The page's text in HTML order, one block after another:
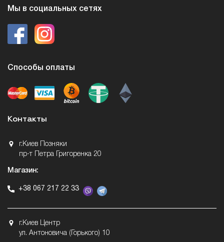
Мы в социальных сетях
Способы оплаты
Контакты
г.Киев Позняки
пр-т Петра Григоренка 20
Магазин:
+38 067 217 22 33
г.Киев Центр
ул. Антоновича (Горького) 10